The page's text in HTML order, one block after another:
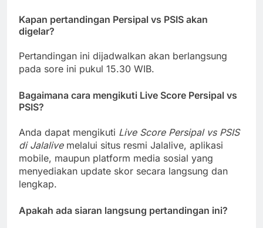
Kapan pertandingan Persipal vs PSIS akan
digelar?
Pertandingan ini dijadwalkan akan berlangsung
pada sore ini pukul 15.30 WIB.
Bagaimana cara mengikuti Live Score Persipal vs
PSIS?
Anda dapat mengikuti Live Score Persipal vs PSIS
di Jalalivemelalui situs resmi Jalalive, aplikasi
mobile, maupun platform media sosial yang
menyediakan update skor secara langsung dan
lengkap.
Apakah ada siaran langsung pertandingan ini?